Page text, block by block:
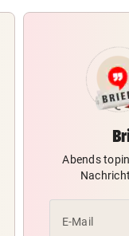
Abends
E-Mail